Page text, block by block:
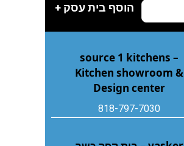
הוסף בית עסק +
source 1 kitchens –
Kitchen showroom &
Design center
818-797-7030